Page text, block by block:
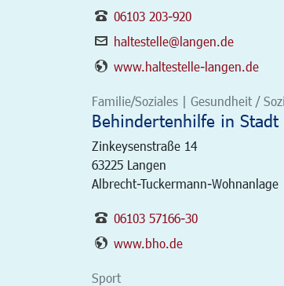
06103 203-920
haltestelle@langen.de
www.haltestelle-langen.de
Familie/Soziales | Gesundheit /
Behindertenhilfe in Stadt
Zinkeysenstraße 14
63225 Langen
Albrecht-Tuckermann-Wohnanlage
06103 57166-30
www.bho.de
Sport